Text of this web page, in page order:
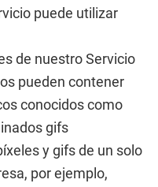
puede utilizar
de nuestro Servicio
pueden contener
conocidos como
gifs
y gifs de un solo
por ejemplo,